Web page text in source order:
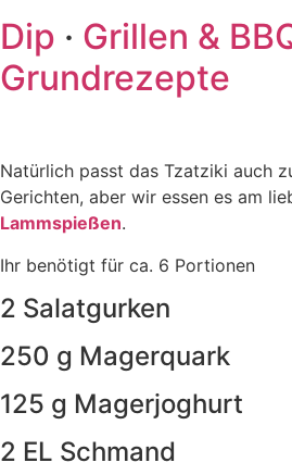
Dip · Grillen &
Grundrezepte
Natürlich passt das Tzatziki auch
Gerichten, aber wir essen es am
Lammspießen.
Ihr benötigt für ca. 6 Portionen
2 Salatgurken
250 g Magerquark
125 g Magerjoghurt
2 EL Schmand